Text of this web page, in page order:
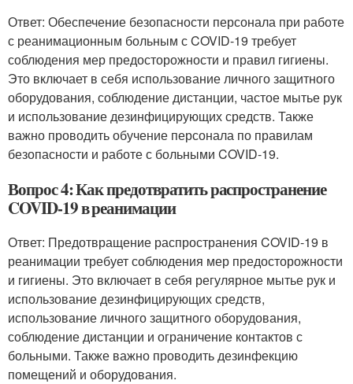
Ответ: Обеспечение безопасности персонала при работе
с реанимационным больным с COVID-19 требует
соблюдения мер предосторожности и правил гигиены.
Это включает в себя использование личного защитного
оборудования, соблюдение дистанции, частое мытье рук
и использование дезинфицирующих средств. Также
важно проводить обучение персонала по правилам
безопасности и работе с больными COVID-19.
Вопрос 4: Как предотвратить распространение
COVID-19 в реанимации
Ответ: Предотвращение распространения COVID-19 в
реанимации требует соблюдения мер предосторожности
и гигиены. Это включает в себя регулярное мытье рук и
использование дезинфицирующих средств,
использование личного защитного оборудования,
соблюдение дистанции и ограничение контактов с
больными. Также важно проводить дезинфекцию
помещений и оборудования.